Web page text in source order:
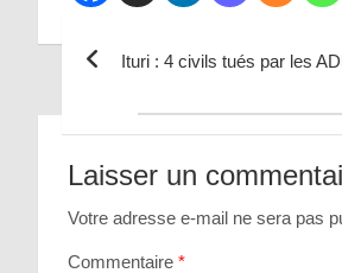
Navigation
de
l’article
Ituri : 4 civils tués par les
Laisser un
Votre adresse e-mail ne sera pas
Commentaire *